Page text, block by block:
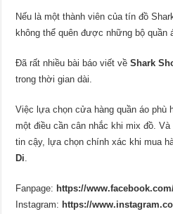
Nếu là một thành viên của tín đồ
không thể quên được những bộ quần
Đã rất nhiều bài báo viết vềShark
trong thời gian dài.
Việc lựa chọn cửa hàng quần áo phù
một điều cần cân nhắc khi mix đồ.
tin cậy, lựa chọn chính xác khi mua
Di
Fanpage: https://
Instagram: https://